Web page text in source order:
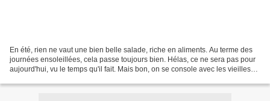
En été, rien ne vaut une bien belle salade, riche en aliments. Au terme des
journées ensoleillées, cela passe toujours bien. Hélas, ce ne sera pas pour
aujourd'hui, vu le temps qu'il fait. Mais bon, on se console avec les vieilles